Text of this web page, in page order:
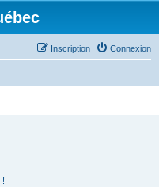
Connexion
Inscription
!